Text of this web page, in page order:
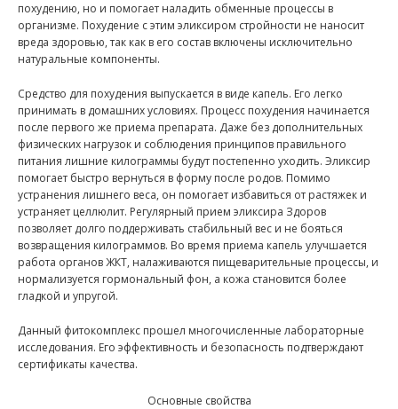
похудению, но и помогает наладить обменные процессы в
организме. Похудение с этим эликсиром стройности не наносит
вреда здоровью, так как в его состав включены исключительно
натуральные компоненты.
Средство для похудения выпускается в виде капель. Его легко
принимать в домашних условиях. Процесс похудения начинается
после первого же приема препарата. Даже без дополнительных
физических нагрузок и соблюдения принципов правильного
питания лишние килограммы будут постепенно уходить. Эликсир
помогает быстро вернуться в форму после родов. Помимо
устранения лишнего веса, он помогает избавиться от растяжек и
устраняет целлюлит. Регулярный прием эликсира Здоров
позволяет долго поддерживать стабильный вес и не бояться
возвращения килограммов. Во время приема капель улучшается
работа органов ЖКТ, налаживаются пищеварительные процессы, и
нормализуется гормональный фон, а кожа становится более
гладкой и упругой.
Данный фитокомплекс прошел многочисленные лабораторные
исследования. Его эффективность и безопасность подтверждают
сертификаты качества.
Основные свойства